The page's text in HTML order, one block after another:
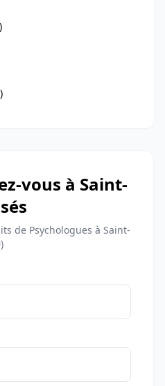
vous à Saint-
de Psychologues à Saint-